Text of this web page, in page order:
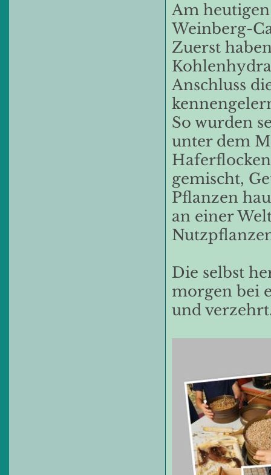
Am heutigen
Weinberg-
Zuerst
Anschluss
So wurden
unter dem
gemischt,
Pflanzen
an einer
Die selbst
morgen bei
und